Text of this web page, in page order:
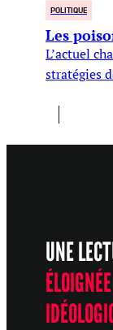
POLITIQUE
Les
L’actuel
stratégies
UNE